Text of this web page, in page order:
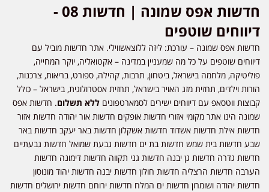
חדשות אפס שמונה | חדשות 08 -
דיווחים שוטפים
חדשות אפס שמונה – עורכת: ליזה ללוצאשווילי. אתר חדשות מוביל עם
דיווחים שוטפים על כל מה שמעניין במדינה – אקטואליה, יוקר המחייה,
פוליטיקה, מלחמה בישראל, ביטחון, תרבות, קהילה, ספורט, בריאות, צרכנות,
הורות וילדים, תחזית מזג האויר בישראל, תחזית אסטרולוגית, בישראל – כולל
קבוצות ווטסאפ עם דיווחים ישירים לסמארטפונים ללא תשלום. חדשות אפס
שמונה הינו אתר מקומי אזורי חדשות אופקים חדשות אור יהודה חדשות אזור
חדשות אילת חדשות אשדוד חדשות אשקלון חדשות באר יעקב חדשות באר
שבע חדשות בית שמש חדשות בת ים חדשות גבעת שמואל חדשות גבעתיים
חדשות גדרה חדשות גן יבנה חדשות גני תקווה חדשות דימונה חדשות
הערבה חדשות הרצליה חדשות חולון חדשות יבנה חדשות יהוד מונוסון
חדשות יהודה ושומרון חדשות ים המלח חדשות ירוחם חדשות ירושלים חדשות